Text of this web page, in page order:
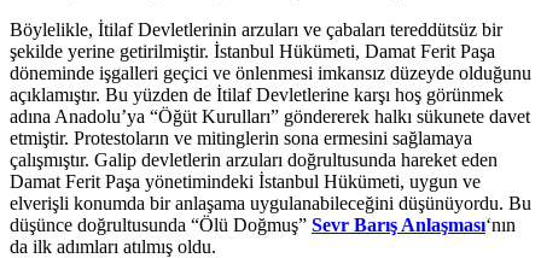
Böylelikle, İtilaf Devletlerinin arzuları ve çabaları tereddütsüz bir
şekilde yerine getirilmiştir. İstanbul Hükümeti, Damat Ferit Paşa
döneminde işgalleri geçici ve önlenmesi imkansız düzeyde olduğunu
açıklamıştır. Bu yüzden de İtilaf Devletlerine karşı hoş görünmek
adına Anadolu’ya “Öğüt Kurulları” göndererek halkı sükunete davet
etmiştir. Protestoların ve mitinglerin sona ermesini sağlamaya
çalışmıştır. Galip devletlerin arzuları doğrultusunda hareket eden
Damat Ferit Paşa yönetimindeki İstanbul Hükümeti, uygun ve
elverişli konumda bir anlaşama uygulanabileceğini düşünüyordu. Bu
düşünce doğrultusunda “Ölü Doğmuş” Sevr Barış Anlaşması‘nın
da ilk adımları atılmış oldu.